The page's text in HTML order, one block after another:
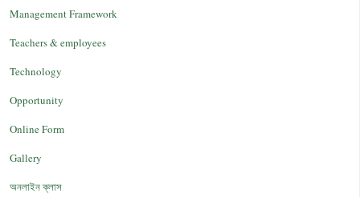
Management Framework
Teachers & employees
Technology
Opportunity
Online Form
Gallery
অনলাইন ক্লাস